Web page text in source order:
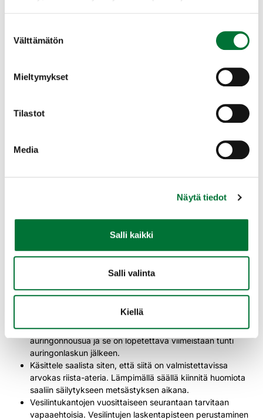
valinta
Välttämätön
Mieltymykset
Tilastot
Media
Näytä tiedot
Salli kaikki
Salli valinta
Kiellä
Jos ampumasi vesilintu haavoittuu ja häviää maastoon,
apuna noutavaa koiraa aina kun se on mahdollis­ta.
Noutajapörssistä voi löytyä koira-apua koirattomalle
Hämärämetsästykseen on lainsäädännössä rajoituksia.
Metsästyksen voi aloittaa aikaisintaan tuntia ennen
auringonnousua ja se on lopetettava viimeistään tunti
auringonlaskun jälkeen.
Käsittele saalista siten, että siitä on valmistettavissa
arvokas riista-ateria. Lämpimällä säällä kiinnitä huomiota
saaliin säilytykseen metsästyksen aikana.
Vesilintukantojen vuosittaiseen seurantaan tarvitaan
vapaaehtoisia. Vesilintujen laskentapisteen perustaminen